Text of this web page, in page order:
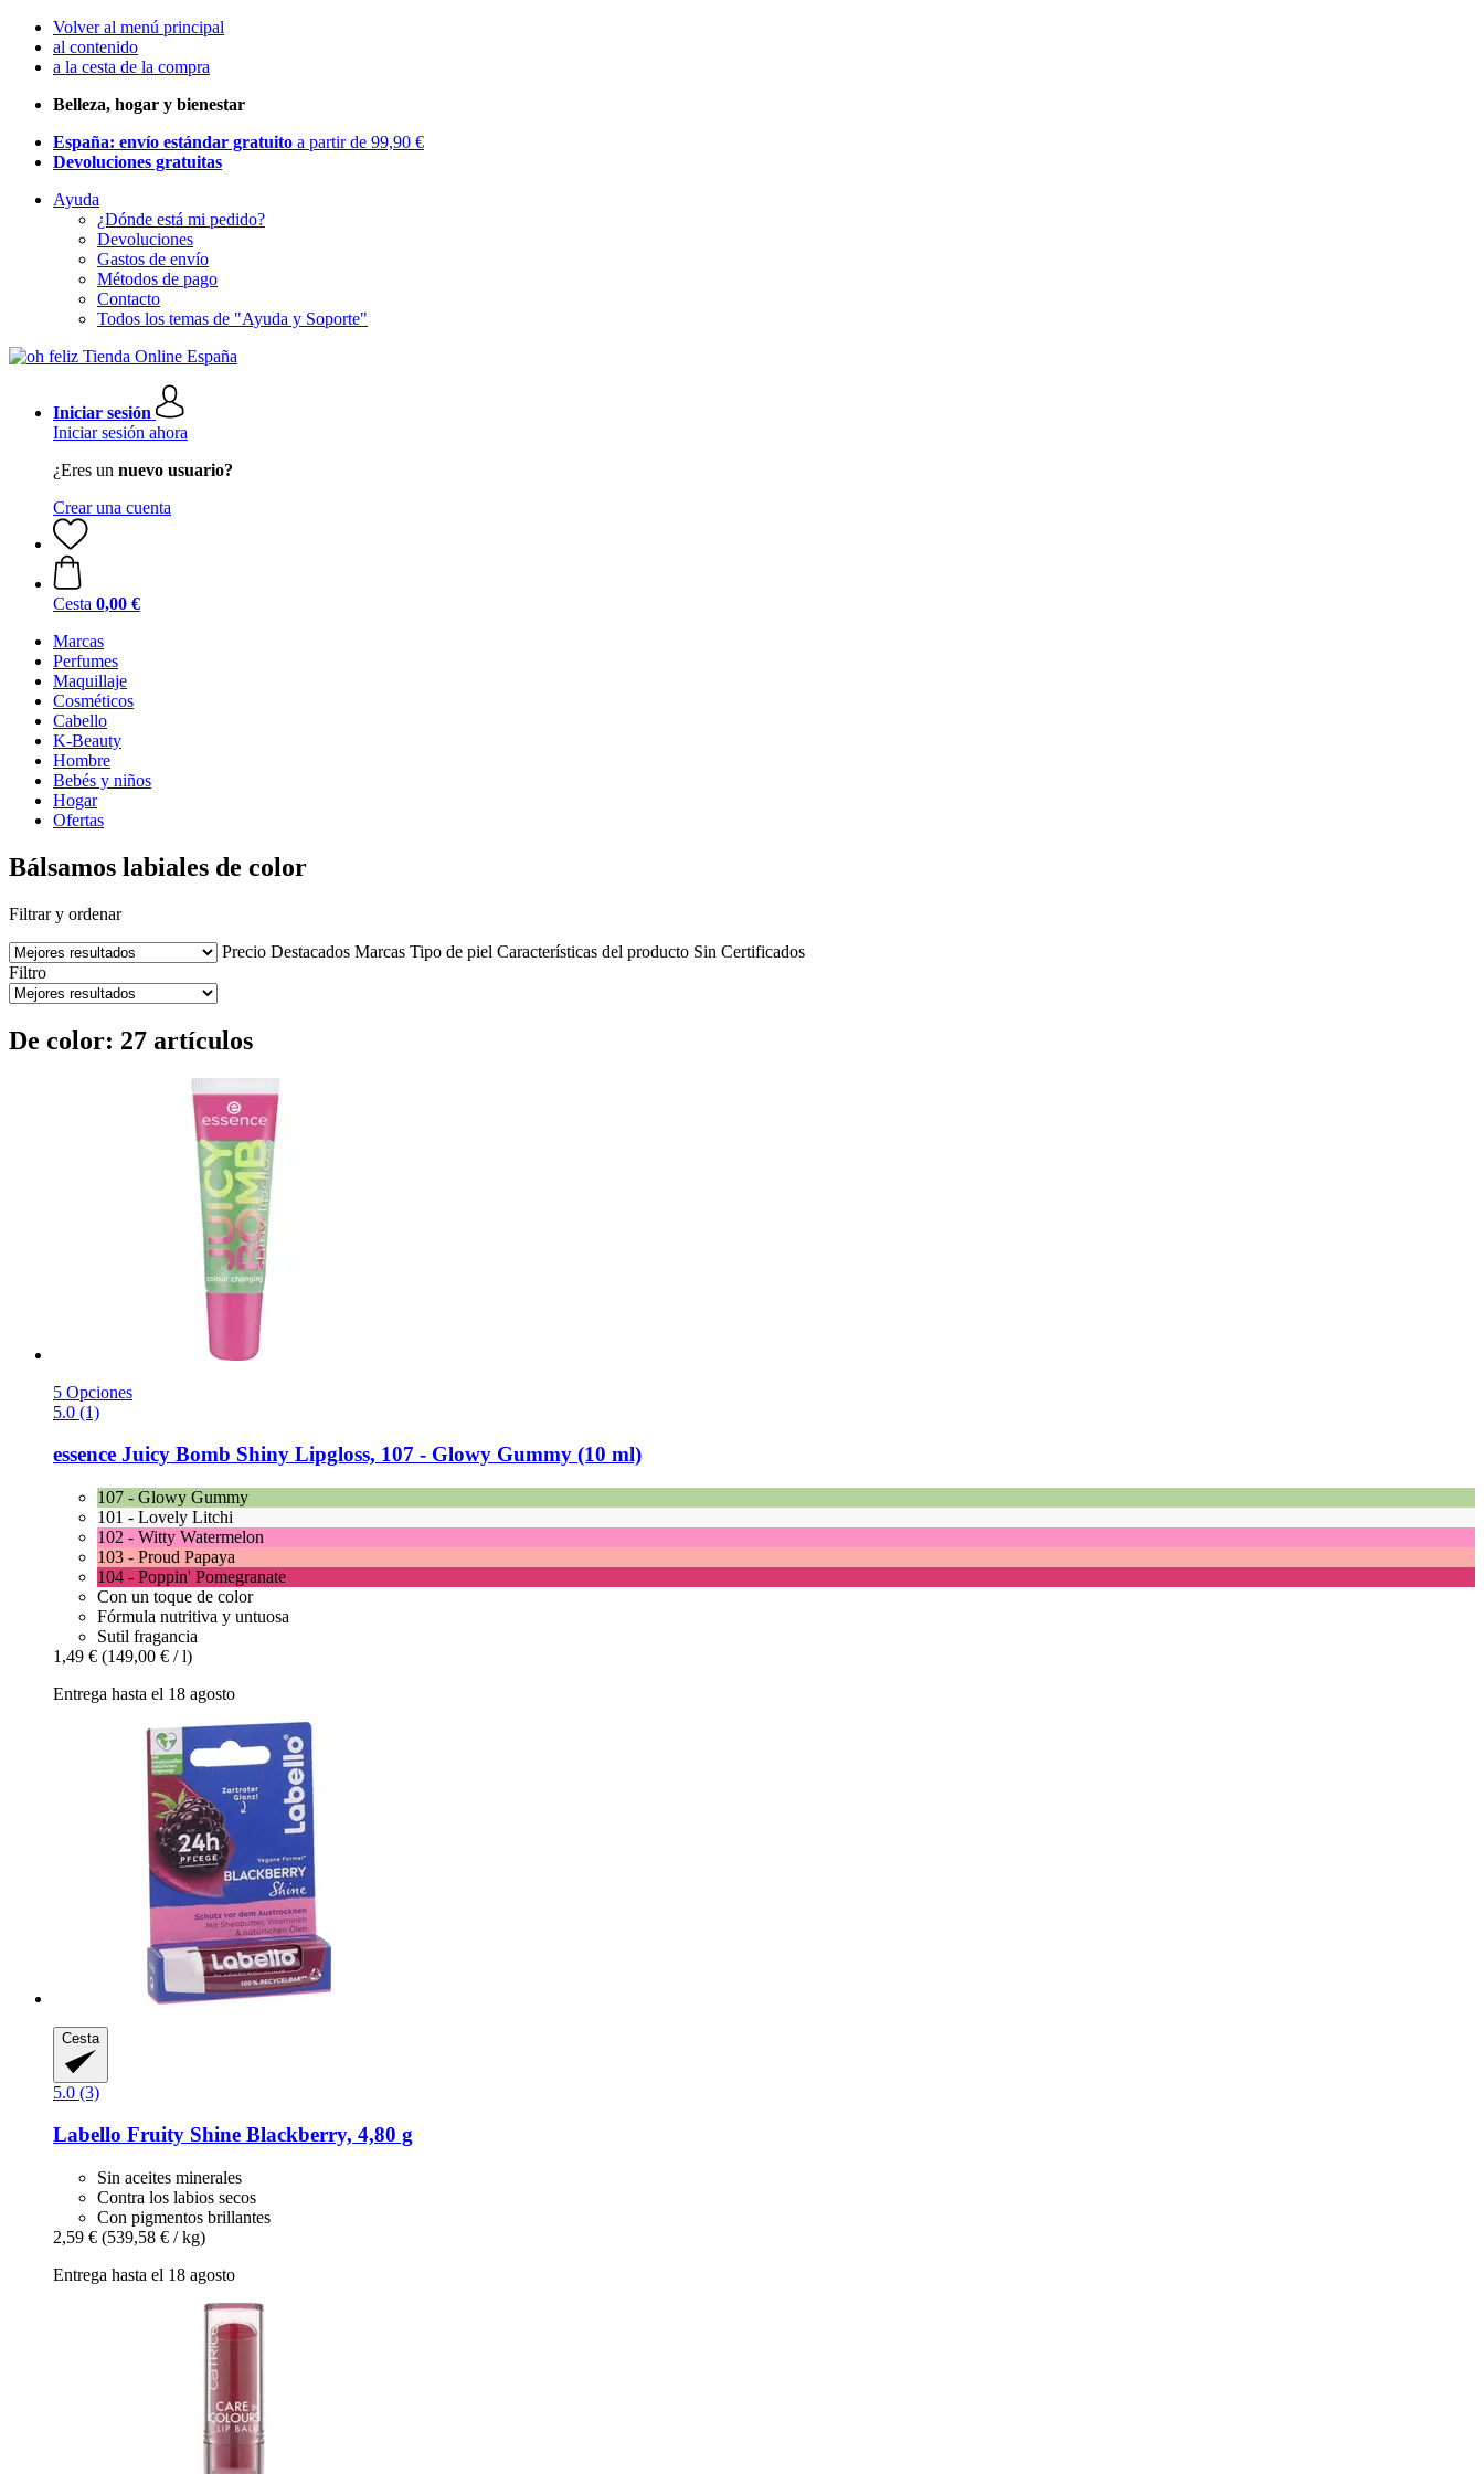
Volver al menú principal
al contenido
a la cesta de la compra
Belleza, hogar y bienestar
España: envío estándar gratuito a partir de 99,90 €
Devoluciones gratuitas
Ayuda
¿Dónde está mi pedido?
Devoluciones
Gastos de envío
Métodos de pago
Contacto
Todos los temas de "Ayuda y Soporte"
Iniciar sesión
Iniciar sesión ahora
¿Eres un nuevo usuario?
Crear una cuenta
Cesta 0,00 €
Marcas
Perfumes
Maquillaje
Cosméticos
Cabello
K-Beauty
Hombre
Bebés y niños
Hogar
Ofertas
Bálsamos labiales de color
Filtrar y ordenar
Precio Destacados Marcas Tipo de piel Características del producto Sin Certificados
Filtro
De color: 27 artículos
5 Opciones
5.0 (1)
essence Juicy Bomb Shiny Lipgloss, 107 -​ Glowy Gummy (10 ml)
107 - Glowy Gummy
101 - Lovely Litchi
102 - Witty Watermelon
103 - Proud Papaya
104 - Poppin' Pomegranate
Con un toque de color
Fórmula nutritiva y untuosa
Sutil fragancia
1,49 € (149,00 € / l)
Entrega hasta el 18 agosto
Cesta
5.0 (3)
Labello Fruity Shine Blackberry, 4,80 g
Sin aceites minerales
Contra los labios secos
Con pigmentos brillantes
2,59 € (539,58 € / kg)
Entrega hasta el 18 agosto